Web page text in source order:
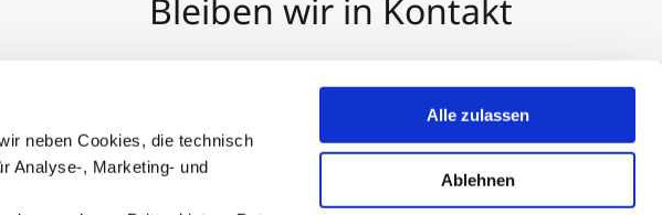
neben Cookies, die technisch
Analyse-, Marketing- und
Alle zulassen
Ablehnen
Bleiben wir in Kontakt
Per Whatsapp kontaktieren